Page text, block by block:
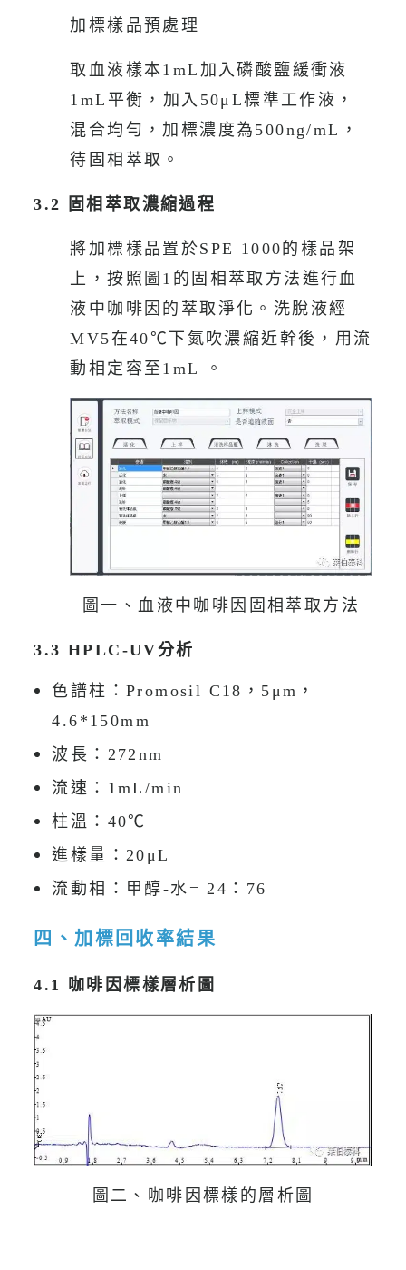
加標樣品預處理
取血液樣本1mL加入磷酸鹽緩衝液
1mL平衡，加入50μL標準工作液，
混合均勻，加標濃度為500ng/mL，
待固相萃取。
3.2 固相萃取濃縮過程
將加標樣品置於SPE 1000的樣品架
上，按照圖1的固相萃取方法進行血
液中咖啡因的萃取淨化。洗脫液經
MV5在40℃下氮吹濃縮近幹後，用流
動相定容至1mL 。
圖一、血液中咖啡因固相萃取方法
3.3 HPLC-UV分析
色譜柱：Promosil C18，5μm，
4.6*150mm
波長：272nm
流速：1mL/min
柱溫：40℃
進樣量：20μL
流動相：甲醇-水= 24：76
四、加標回收率結果
4.1 咖啡因標樣層析圖
圖二、咖啡因標樣的層析圖